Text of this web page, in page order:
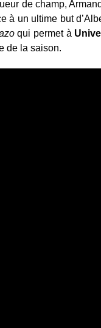
de champ,
à un ultime but
qui permet à
de la saison.